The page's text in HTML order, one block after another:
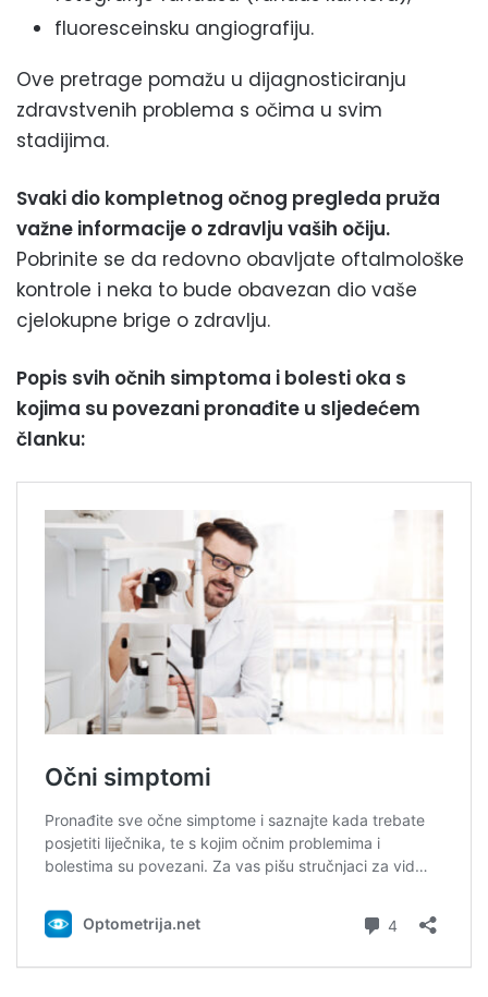
fluoresceinsku angiografiju.
Ove pretrage pomažu u dijagnosticiranju
zdravstvenih problema s očima u svim
stadijima.
Svaki dio kompletnog očnog pregleda pruža
važne informacije o zdravlju vaših očiju.
Pobrinite se da redovno obavljate oftalmološke
kontrole i neka to bude obavezan dio vaše
cjelokupne brige o zdravlju.
Popis svih očnih simptoma i bolesti oka s
kojima su povezani pronađite u sljedećem
članku: